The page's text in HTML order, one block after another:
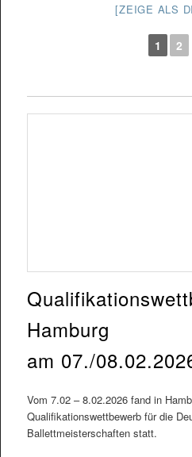
[ZEIGE ALS
1 2
Hamburg
am 07./
Vom 7.02 – 8.02.2026 fand in
Qualifikationswettbewerb für die
Ballettmeisterschaften statt.